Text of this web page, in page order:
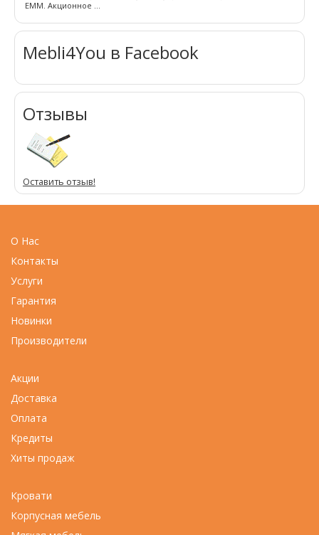
ЕММ. Акционное ...
Mebli4You в Facebook
Отзывы
Оставить отзыв!
О Нас
Контакты
Услуги
Гарантия
Новинки
Производители
Акции
Доставка
Оплата
Кредиты
Хиты продаж
Кровати
Корпусная мебель